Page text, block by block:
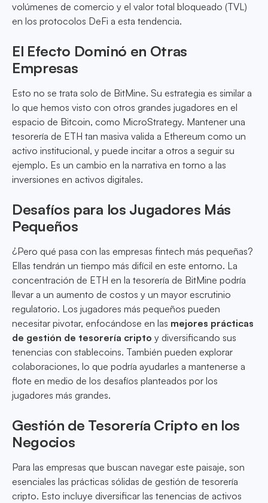
volúmenes de comercio y el valor total bloqueado (TVL)
en los protocolos DeFi a esta tendencia.
El Efecto Dominó en Otras
Empresas
Esto no se trata solo de BitMine. Su estrategia es similar a
lo que hemos visto con otros grandes jugadores en el
espacio de Bitcoin, como MicroStrategy. Mantener una
tesorería de ETH tan masiva valida a Ethereum como un
activo institucional, y puede incitar a otros a seguir su
ejemplo. Es un cambio en la narrativa en torno a las
inversiones en activos digitales.
Desafíos para los Jugadores Más
Pequeños
¿Pero qué pasa con las empresas fintech más pequeñas?
Ellas tendrán un tiempo más difícil en este entorno. La
concentración de ETH en la tesorería de BitMine podría
llevar a un aumento de costos y un mayor escrutinio
regulatorio. Los jugadores más pequeños pueden
necesitar pivotar, enfocándose en las mejores prácticas
de gestión de tesorería cripto y diversificando sus
tenencias con stablecoins. También pueden explorar
colaboraciones, lo que podría ayudarles a mantenerse a
flote en medio de los desafíos planteados por los
jugadores más grandes.
Gestión de Tesorería Cripto en los
Negocios
Para las empresas que buscan navegar este paisaje, son
esenciales las prácticas sólidas de gestión de tesorería
cripto. Esto incluye diversificar las tenencias de activos